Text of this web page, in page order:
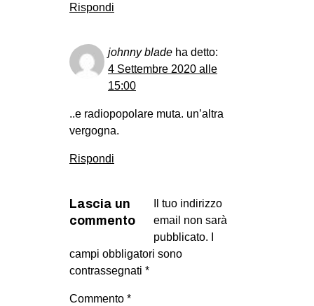
Rispondi
johnny blade ha detto:
4 Settembre 2020 alle
15:00
..e radiopopolare muta. un’altra
vergogna.
Rispondi
Lascia un
commento
Il tuo indirizzo
email non sarà
pubblicato.
campi obbligatori sono
contrassegnati *
Commento *